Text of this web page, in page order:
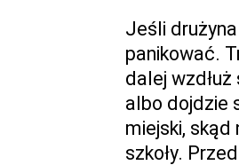
Jeśli
panikować.
dalej
albo dojdzie
miejski,
szkoły.